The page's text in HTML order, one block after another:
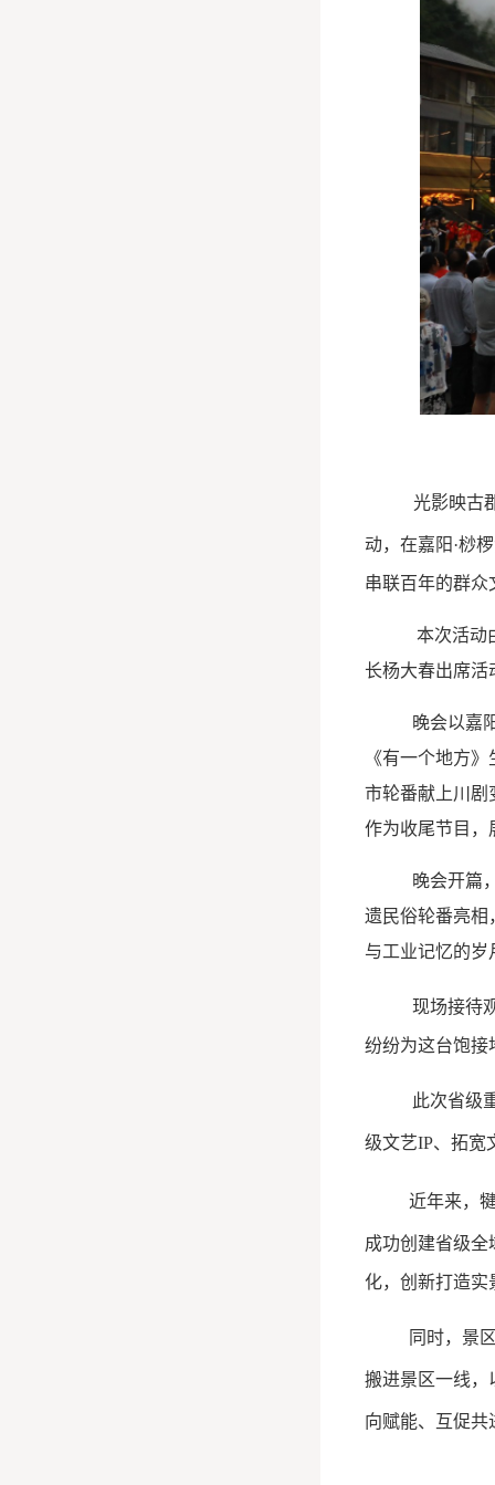
光影映古郡
动，在嘉阳·桫
串联百年的群
本次活动
长杨大春出席活
晚会以嘉
《有一个地方
市轮番献上川剧
作为收尾节目，
晚会开篇
遗民俗轮番亮相
与工业记忆的岁
现场接待
纷纷为这台饱接
此次省级
级文艺IP、拓宽
近年来，
成功创建省级全
化，创新打造
同时，景区
搬进景区一线，
向赋能、互促